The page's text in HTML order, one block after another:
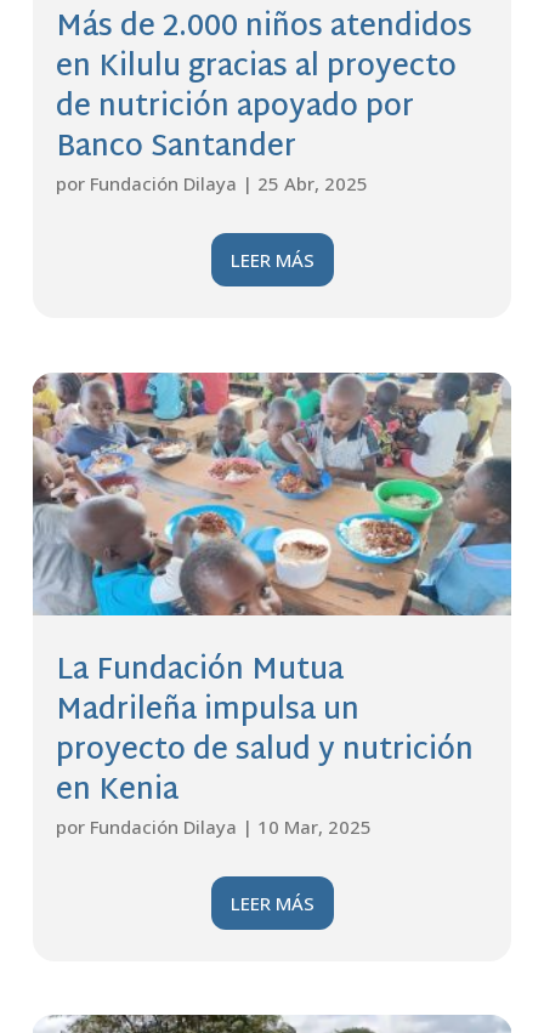
Más de 2.000 niños atendidos
en Kilulu gracias al proyecto
de nutrición apoyado por
Banco Santander
por Fundación Dilaya | 25 Abr, 2025
LEER MÁS
La Fundación Mutua
Madrileña impulsa un
proyecto de salud y nutrición
en Kenia
por Fundación Dilaya | 10 Mar, 2025
LEER MÁS